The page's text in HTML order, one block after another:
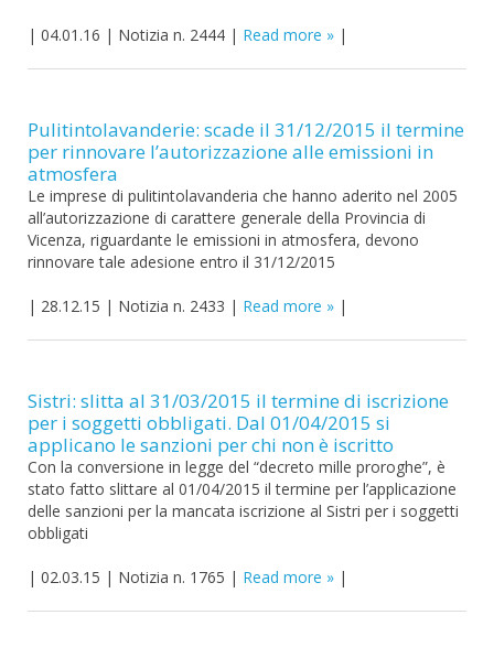
| 04.01.16 | Notizia n. 2444 | Read more |
Pulitintolavanderie: scade il 31/12/2015 il termine
per rinnovare l’autorizzazione alle emissioni in
atmosfera
Le imprese di pulitintolavanderia che hanno aderito nel 2005
all’autorizzazione di carattere generale della Provincia di
Vicenza, riguardante le emissioni in atmosfera, devono
rinnovare tale adesione entro il 31/12/2015
| 28.12.15 | Notizia n. 2433 | Read more |
Sistri: slitta al 31/03/2015 il termine di iscrizione
per i soggetti obbligati. Dal 01/04/2015 si
applicano le sanzioni per chi non è iscritto
Con la conversione in legge del “decreto mille proroghe”, è
stato fatto slittare al 01/04/2015 il termine per l’applicazione
delle sanzioni per la mancata iscrizione al Sistri per i soggetti
obbligati
| 02.03.15 | Notizia n. 1765 | Read more |